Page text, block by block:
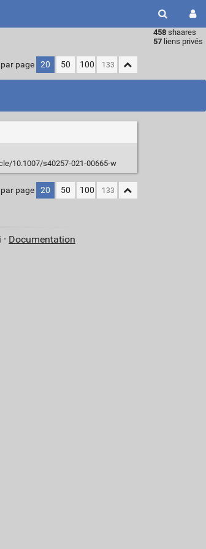
458 shaares
57 liens privés
page 20 50 100
10.1007/s40257-021-00665-w
page 20 50 100
Documentation